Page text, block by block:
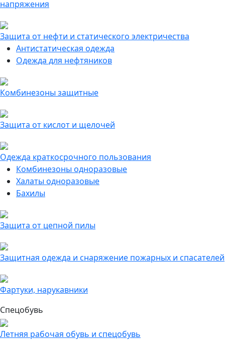
напряжения
Защита от нефти и статического электричества
Антистатическая одежда
Одежда для нефтяников
Комбинезоны защитные
Защита от кислот и щелочей
Одежда краткосрочного пользования
Комбинезоны одноразовые
Халаты одноразовые
Бахилы
Защита от цепной пилы
Защитная одежда и снаряжение пожарных и спасателей
Фартуки, нарукавники
Спецобувь
Летняя рабочая обувь и спецобувь